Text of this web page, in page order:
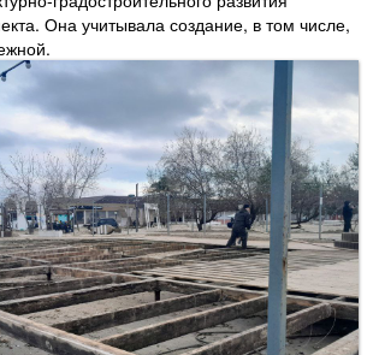
Она учитывала создание, в том числе,